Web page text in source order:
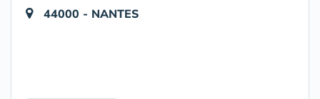
44000 - NANTES